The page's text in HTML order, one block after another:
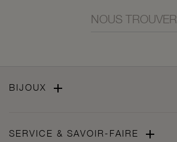
NOUS TROUVER
BIJOUX 
SERVICE & SAVOIR-FAIRE 